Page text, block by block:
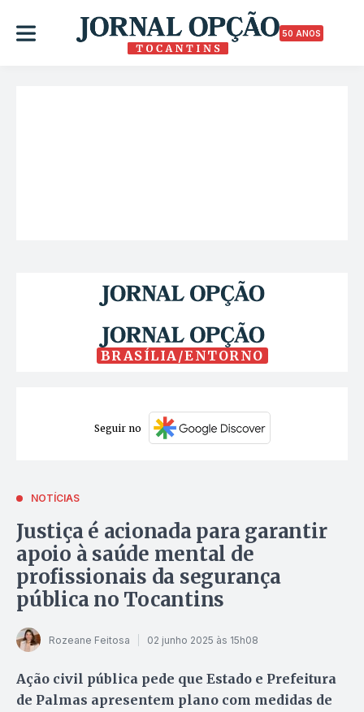
50 ANOS
BRASÍLIA/ENTORNO
Seguir no
NOTÍCIAS
Justiça é acionada para garantir
apoio à saúde mental de
profissionais da segurança
pública no Tocantins
Rozeane Feitosa 02 junho 2025 às 15h08
Ação civil pública pede que Estado e Prefeitura
de Palmas apresentem plano com medidas de